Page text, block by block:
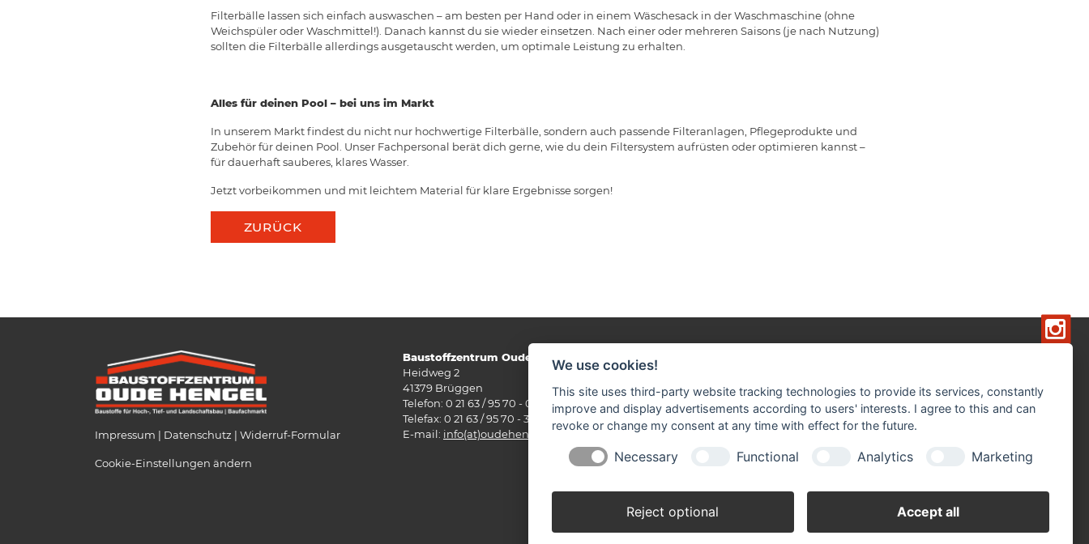
Filterbälle lassen sich einfach auswaschen – am besten per Hand oder in einem Wäschesack in der Waschmaschine (ohne
Weichspüler oder Waschmittel!). Danach kannst du sie wieder einsetzen. Nach einer oder mehreren Saisons (je nach Nutzung)
sollten die Filterbälle allerdings ausgetauscht werden, um optimale Leistung zu erhalten.
Alles für deinen Pool – bei uns im Markt
In unserem Markt findest du nicht nur hochwertige Filterbälle, sondern auch passende Filteranlagen, Pflegeprodukte und
Zubehör für deinen Pool. Unser Fachpersonal berät dich gerne, wie du dein Filtersystem aufrüsten oder optimieren kannst –
für dauerhaft sauberes, klares Wasser.
Jetzt vorbeikommen und mit leichtem Material für klare Ergebnisse sorgen!
ZURÜCK
Impressum Datenschutz Widerruf-Formular
Cookie-Einstellungen ändern
Baustoffzentrum Oude Hengel GmbH
Heidweg 2
41379 Brüggen
Telefon: 0 21 63 / 95 70 - 0
Telefax: 0 21 63 / 95 70 - 33
E-mail: info(at)oudehengel.de
Sa: 08.00 - 13.00 Uhr
Winteröffnungszeiten November bis Februar
Mo-Fr. 07.00 - 17.00 Uhr
geschlossen.
We use cookies!
This site uses third-party website tracking technologies to provide its services, constantly
improve and display advertisements according to users' interests. I agree to this and can
revoke or change my consent at any time with effect for the future.
Necessary Functional Analytics Marketing
Reject optional Accept all